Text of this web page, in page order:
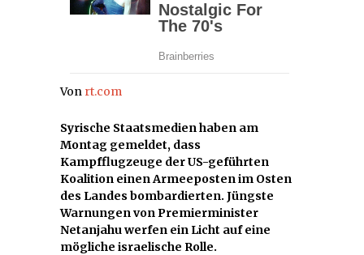
Von rt.com
Syrische Staatsmedien haben am
Montag gemeldet, dass
Kampfflugzeuge der US-geführten
Koalition einen Armeeposten im Osten
des Landes bombardierten. Jüngste
Warnungen von Premierminister
Netanjahu werfen ein Licht auf eine
mögliche israelische Rolle.